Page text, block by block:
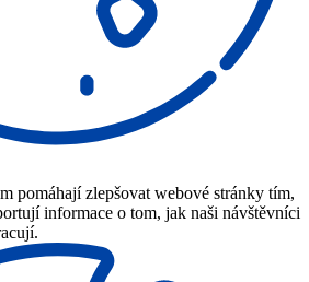
pomáhají zlepšovat webové stránky tím,
informace o tom, jak naši návštěvníci